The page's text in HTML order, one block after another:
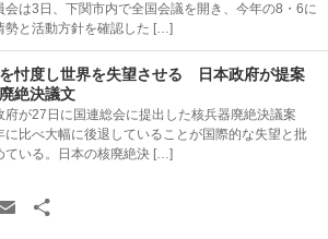
会は3日、下関市内で全国会議を開き、今年の8・6に
勢と活動方針を確認した […]
忖度し世界を失望させる 日本政府が提案
絶決議文
が27日に国連総会に提出した核兵器廃絶決議案
に比べ大幅に後退していることが国際的な失望と批
ている。日本の核廃絶決 […]
Email